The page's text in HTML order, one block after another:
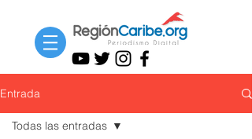
Entrada
Todas las entradas